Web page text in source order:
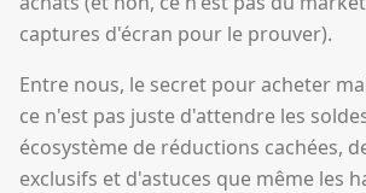
captures d'écran pour le prouver).
Entre nous, le secret pour acheter
ce n'est pas juste d'attendre les
écosystème de réductions cachées,
exclusifs et d'astuces que même les